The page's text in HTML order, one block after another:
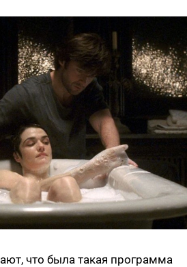
что была такая программа